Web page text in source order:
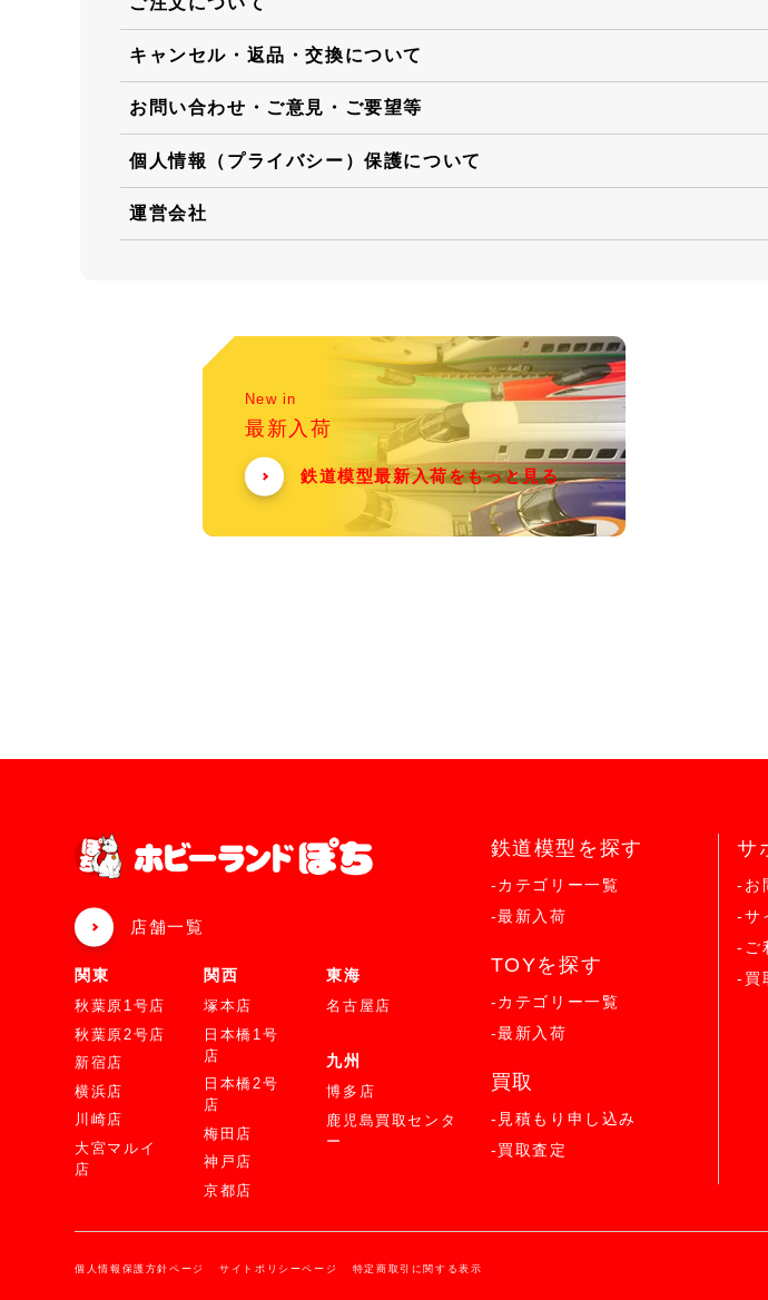
キャンセル・返品・交換について
お問い合わせ・ご意見・ご要望等
個人情報（プライバシー）保護について
運営会社
New in
最新入荷
鉄道模型最新入荷をもっと見る
店舗一覧
関東
秋葉原1号店
秋葉原2号店
新宿店
横浜店
川崎店
大宮マルイ
店
関西
塚本店
日本橋1号
店
日本橋2号
店
梅田店
神戸店
京都店
東海
名古屋店
九州
博多店
鹿児島買取センタ
ー
鉄道模型を探す
-カテゴリー一覧
-最新入荷
TOYを探す
-カテゴリー一覧
-最新入荷
買取
-見積もり申し込み
-買取査定
サ
-お
-サ
-ご
-買
個人情報保護方針ページ サイトポリシーページ 特定商取引に関する表示